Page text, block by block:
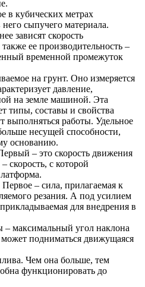
в кубических метрах
сыпучего материала.
зависят скорость
ее производительность –
временной промежуток
на грунт. Оно измеряется
давление,
на земле машиной. Эта
типы, составы и свойства
выполняться работы. Удельное
несущей способности,
основанию.
– это скорость движения
скорость, с которой
– сила, прилагаемая к
резания. А под усилием
для внедрения в
максимальный угол наклона
подниматься движущаяся
Чем она больше, тем
функционировать до